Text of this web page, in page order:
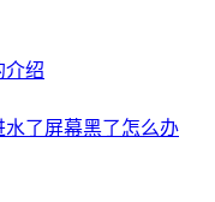
介绍
了屏幕黑了怎么办